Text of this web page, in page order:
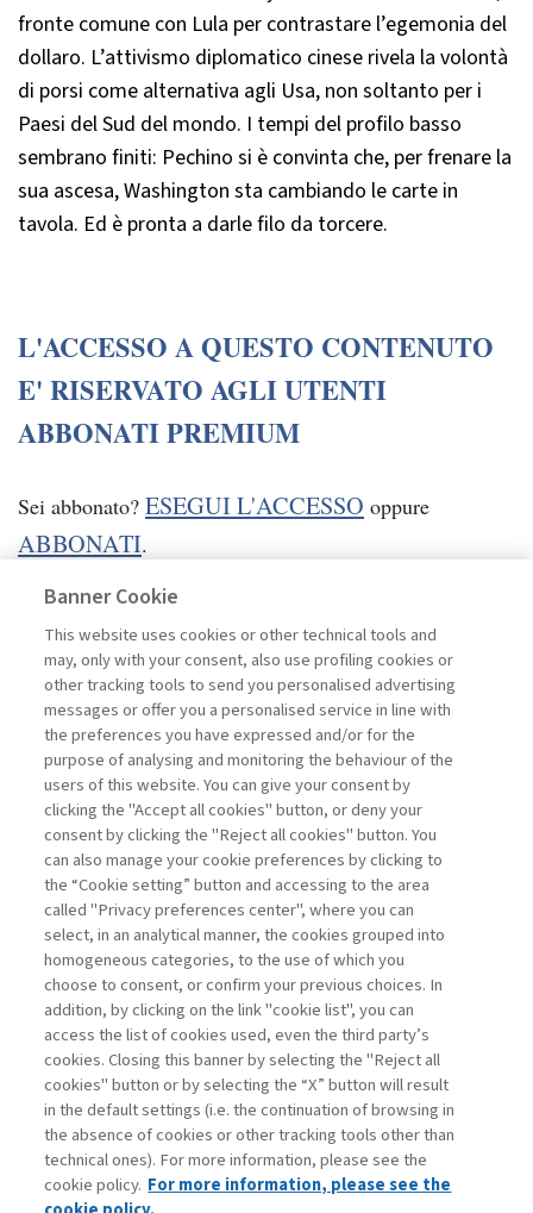
fronte comune con Lula per contrastare l’egemonia del
dollaro. L’attivismo diplomatico cinese rivela la volontà
di porsi come alternativa agli Usa, non soltanto per i
Paesi del Sud del mondo. I tempi del profilo basso
sembrano finiti: Pechino si è convinta che, per frenare la
sua ascesa, Washington sta cambiando le carte in
tavola. Ed è pronta a darle filo da torcere.
L'ACCESSO A QUESTO CONTENUTO
E' RISERVATO AGLI UTENTI
ABBONATI PREMIUM
Sei abbonato? ESEGUI L'ACCESSO oppure
ABBONATI.
Vai all'archivio
Contatti
Abbonamenti
Archivio rubriche
Banner Cookie
This website uses cookies or other technical tools and
may, only with your consent, also use profiling cookies or
other tracking tools to send you personalised advertising
messages or offer you a personalised service in line with
the preferences you have expressed and/or for the
purpose of analysing and monitoring the behaviour of the
users of this website. You can give your consent by
clicking the "Accept all cookies" button, or deny your
consent by clicking the "Reject all cookies" button. You
can also manage your cookie preferences by clicking to
the “Cookie setting” button and accessing to the area
called "Privacy preferences center", where you can
select, in an analytical manner, the cookies grouped into
homogeneous categories, to the use of which you
choose to consent, or confirm your previous choices. In
addition, by clicking on the link "cookie list", you can
access the list of cookies used, even the third party’s
cookies. Closing this banner by selecting the "Reject all
cookies" button or by selecting the “X” button will result
in the default settings (i.e. the continuation of browsing in
the absence of cookies or other tracking tools other than
technical ones). For more information, please see the
cookie policy. For more information, please see the